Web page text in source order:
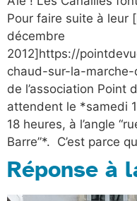
Pour faire suite à leur
décembre
2012]https://
chaud-sur-la-marche-
de l’association Point
attendent le *samedi
18 heures, à l’angle
Barre”*. C’est parce
Réponse à